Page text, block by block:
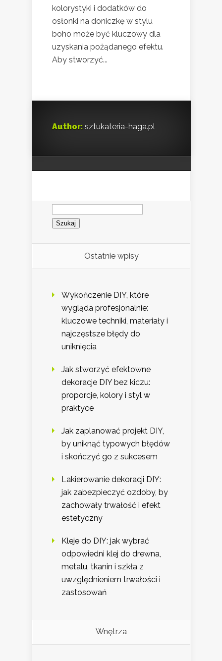
kolorystyki i dodatków do
osłonki na doniczkę w stylu
boho może być kluczowy dla
uzyskania pożądanego efektu.
Aby stworzyć...
Author: sztukateria-haga.pl
Szukaj:
Ostatnie wpisy
Wykończenie DIY, które
wygląda profesjonalnie:
kluczowe techniki, materiały i
najczęstsze błędy do
uniknięcia
Jak stworzyć efektowne
dekoracje DIY bez kiczu:
proporcje, kolory i styl w
praktyce
Jak zaplanować projekt DIY,
by uniknąć typowych błędów
i skończyć go z sukcesem
Lakierowanie dekoracji DIY:
jak zabezpieczyć ozdoby, by
zachowały trwałość i efekt
estetyczny
Kleje do DIY: jak wybrać
odpowiedni klej do drewna,
metalu, tkanin i szkła z
uwzględnieniem trwałości i
zastosowań
Wnętrza